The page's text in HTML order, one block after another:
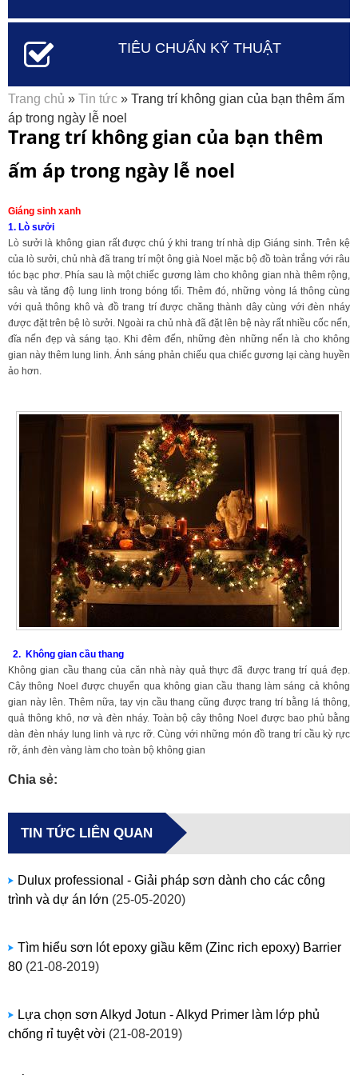
TIÊU CHUẨN KỸ THUẬT
Bạn đang ở đây
Trang chủ » Tin tức » Trang trí không gian của bạn thêm ấm
áp trong ngày lễ noel
Trang trí không gian của bạn thêm
ấm áp trong ngày lễ noel
Giáng sinh xanh
1. Lò sưởi
Lò sưởi là không gian rất được chú ý khi trang trí nhà dịp Giáng sinh. Trên kệ
của lò sưởi, chủ nhà đã trang trí một ông già Noel mặc bộ đồ toàn trắng với râu
tóc bạc phơ. Phía sau là một chiếc gương làm cho không gian nhà thêm rộng,
sâu và tăng độ lung linh trong bóng tối. Thêm đó, những vòng lá thông cùng
với quả thông khô và đồ trang trí được chăng thành dây cùng với đèn nháy
được đặt trên bệ lò sưởi. Ngoài ra chủ nhà đã đặt lên bệ này rất nhiều cốc nến,
đĩa nến đẹp và sáng tạo. Khi đêm đến, những đèn những nến là cho không
gian này thêm lung linh. Ánh sáng phản chiếu qua chiếc gương lại càng huyền
ảo hơn.
2. Không gian cầu thang
Không gian cầu thang của căn nhà này quả thực đã được trang trí quá đẹp.
Cây thông Noel được chuyển qua không gian cầu thang làm sáng cả không
gian này lên. Thêm nữa, tay vịn cầu thang cũng được trang trí bằng lá thông,
quả thông khô, nơ và đèn nháy. Toàn bộ cây thông Noel được bao phủ bằng
dàn đèn nháy lung linh và rực rỡ. Cùng với những món đồ trang trí cầu kỳ rực
rỡ, ánh đèn vàng làm cho toàn bộ không gian
Chia sẻ:
TIN TỨC LIÊN QUAN
​Dulux professional - Giải pháp sơn dành cho các công
trình và dự án lớn (25-05-2020)
​Tìm hiểu sơn lót epoxy giầu kẽm (Zinc rich epoxy) Barrier
80 (21-08-2019)
Lựa chọn sơn Alkyd Jotun - Alkyd Primer làm lớp phủ
chống rỉ tuyệt vời (21-08-2019)